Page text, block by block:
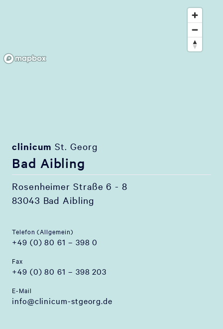
clinicum St. Georg
Bad Aibling
Rosenheimer Straße 6 - 8
83043 Bad Aibling
Telefon (Allgemein)
+49 (0) 80 61 – 398 0
Fax
+49 (0) 80 61 – 398 203
E-Mail
info@clinicum-stgeorg.de